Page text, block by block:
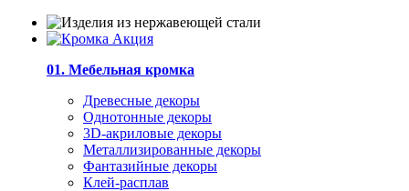
01. Мебельная кромка
Древесные декоры
Однотонные декоры
3D-акриловые декоры
Металлизированные декоры
Фантазийные декоры
Клей-расплав